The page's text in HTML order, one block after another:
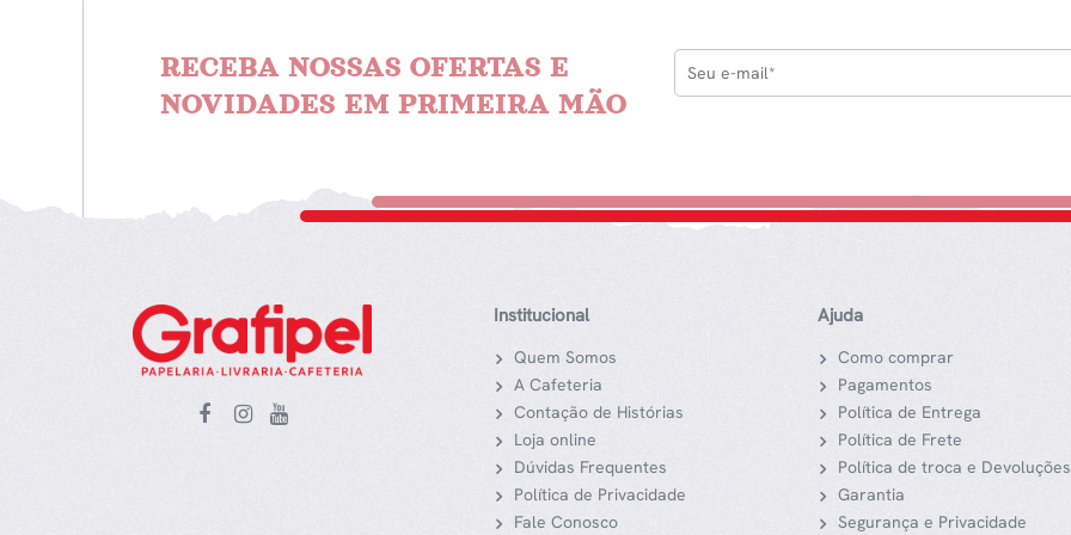
RECEBA NOSSAS OFERTAS E
NOVIDADES EM PRIMEIRA MÃO
Institucional
Quem Somos
A Cafeteria
Contação de Histórias
Loja online
Dúvidas Frequentes
Política de Privacidade
Fale Conosco
Ajuda
Como comprar
Pagamentos
Política de Entrega
Política de Frete
Política de troca e Devoluções
Garantia
Segurança e Privacidade